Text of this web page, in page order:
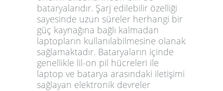
bataryalarıdır. Şarj edilebilir özelliği
sayesinde uzun süreler herhangi bir
güç kaynağına bağlı kalmadan
laptopların kullanılabilmesine olanak
sağlamaktadır. Bataryaların içinde
genellikle lil-on pil hücreleri ile
laptop ve batarya arasındaki iletişimi
sağlayan elektronik devreler